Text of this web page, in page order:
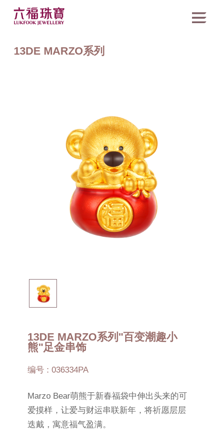
13DE MARZO系列
13DE MARZO系列"百变潮趣小
熊"足金串饰
编号 : 036334PA
Marzo Bear萌熊于新春福袋中伸出头来的可
爱摸样，让爱与财运串联新年，将祈愿层层
迭戴，寓意福气盈满。